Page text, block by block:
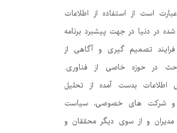
است از استفاده از اطلاعات
در دنیا در جهت پیشبرد برنامه
تصمیم گیری و آگاهی از
در حوزه خاصی از فناوری.
اطلاعات بدست آمده از تحلیل
و شرکت های خصوصی، سیاست
مدیران و از سوی دیگر محققان و